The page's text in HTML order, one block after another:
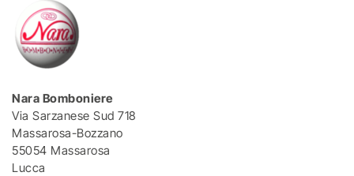
Nara Bomboniere
Via Sarzanese Sud 718
Massarosa-Bozzano
55054 Massarosa
Lucca